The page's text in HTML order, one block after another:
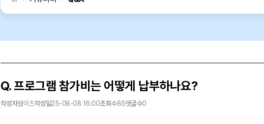
Q. 프로그램 참가비는 어떻게 납부하나요?
작성자웹이즈작성일25-08-08 16:00조회수85댓글수0